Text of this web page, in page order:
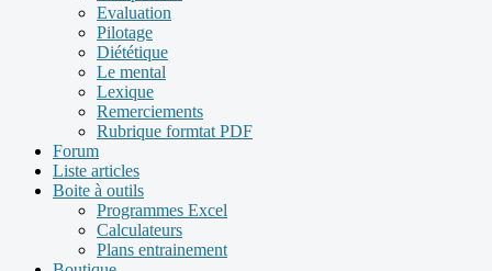
Evaluation
Pilotage
Diététique
Le mental
Lexique
Remerciements
Rubrique formtat PDF
Forum
Liste articles
Boite à outils
Programmes Excel
Calculateurs
Plans entrainement